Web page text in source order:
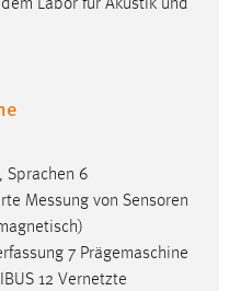
Labor für Akustik und
Sprachen 6
Messung von Sensoren
7 Prägemaschine
12 Vernetzte
anonym.
nutzen.